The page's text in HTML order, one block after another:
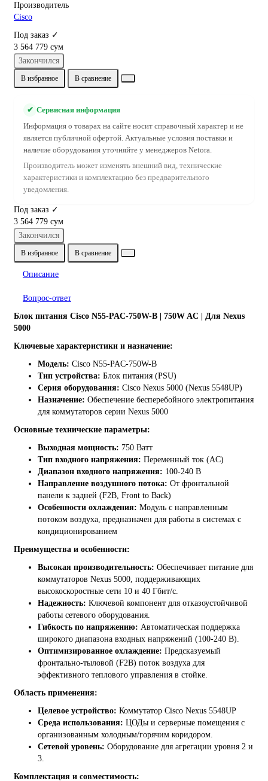
Производитель
Cisco
Под заказ ✓
3 564 779 сум
Закончился
В избранное В сравнение
✔ Сервисная информация
Информация о товарах на сайте носит справочный характер и не
является публичной офертой. Актуальные условия поставки и
наличие оборудования уточняйте у менеджеров Netora.
Производитель может изменять внешний вид, технические
характеристики и комплектацию без предварительного
уведомления.
Под заказ ✓
3 564 779 сум
Закончился
В избранное В сравнение
Описание
Вопрос-ответ
Блок питания Cisco N55-PAC-750W-B | 750W AC | Для Nexus
5000
Ключевые характеристики и назначение:
Модель: Cisco N55-PAC-750W-B
Тип устройства: Блок питания (PSU)
Серия оборудования: Cisco Nexus 5000 (Nexus 5548UP)
Назначение: Обеспечение бесперебойного электропитания
для коммутаторов серии Nexus 5000
Основные технические параметры:
Выходная мощность: 750 Ватт
Тип входного напряжения: Переменный ток (AC)
Диапазон входного напряжения: 100-240 В
Направление воздушного потока: От фронтальной
панели к задней (F2B, Front to Back)
Особенности охлаждения: Модуль с направленным
потоком воздуха, предназначен для работы в системах с
кондиционированием
Преимущества и особенности:
Высокая производительность: Обеспечивает питание для
коммутаторов Nexus 5000, поддерживающих
высокоскоростные сети 10 и 40 Гбит/с.
Надежность: Ключевой компонент для отказоустойчивой
работы сетевого оборудования.
Гибкость по напряжению: Автоматическая поддержка
широкого диапазона входных напряжений (100-240 В).
Оптимизированное охлаждение: Предсказуемый
фронтально-тыловой (F2B) поток воздуха для
эффективного теплового управления в стойке.
Область применения:
Целевое устройство: Коммутатор Cisco Nexus 5548UP
Среда использования: ЦОДы и серверные помещения с
организованным холодным/горячим коридором.
Сетевой уровень: Оборудование для агрегации уровня 2 и
3.
Комплектация и совместимость: